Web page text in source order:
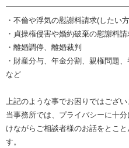
・不倫や浮気の慰謝料請求(したい
・貞操権侵害や婚約破棄の慰謝料
・離婚調停、離婚裁判
・財産分与、年金分割、親権問題
など
上記のような事でお困りではござい
当事務所では、プライバシーに十
けながらご相談者様のお話をとこ
す。